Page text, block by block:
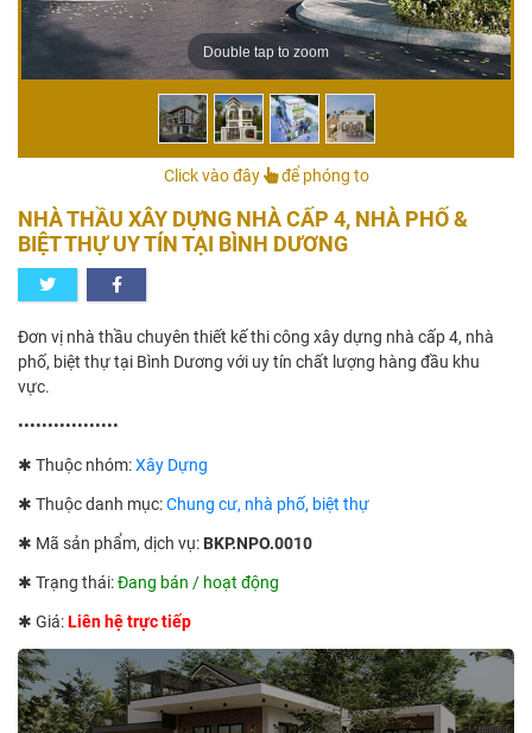
Double tap to zoom
Click vào đây để phóng to
NHÀ THẦU XÂY DỰNG NHÀ CẤP 4, NHÀ PHỐ &
BIỆT THỰ UY TÍN TẠI BÌNH DƯƠNG
Đơn vị nhà thầu chuyên thiết kế thi công xây dựng nhà cấp 4, nhà
phố, biệt thự tại Bình Dương với uy tín chất lượng hàng đầu khu
vực.
•••••••••••••••••
✱ Thuộc nhóm:Xây Dựng
✱ Thuộc danh mục:Chung cư, nhà phố, biệt thự
✱ Mã sản phẩm, dịch vụ: BKP.NPO.0010
✱ Trạng thái:Đang bán / hoạt động
✱ Giá:Liên hệ trực tiếp